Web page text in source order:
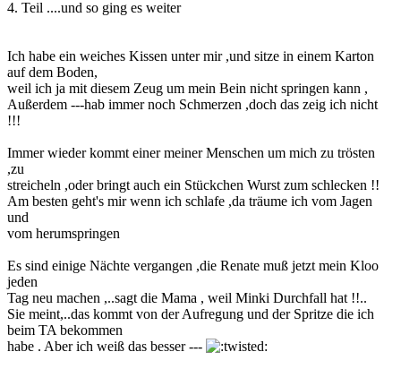
4. Teil ....und so ging es weiter
Ich habe ein weiches Kissen unter mir ,und sitze in einem Karton
auf dem Boden,
weil ich ja mit diesem Zeug um mein Bein nicht springen kann ,
Außerdem ---hab immer noch Schmerzen ,doch das zeig ich nicht
!!!
Immer wieder kommt einer meiner Menschen um mich zu trösten
,zu
streicheln ,oder bringt auch ein Stückchen Wurst zum schlecken !!
Am besten geht's mir wenn ich schlafe ,da träume ich vom Jagen
und
vom herumspringen
Es sind einige Nächte vergangen ,die Renate muß jetzt mein Kloo
jeden
Tag neu machen ,..sagt die Mama , weil Minki Durchfall hat !!..
Sie meint,..das kommt von der Aufregung und der Spritze die ich
beim TA bekommen
habe . Aber ich weiß das besser ---